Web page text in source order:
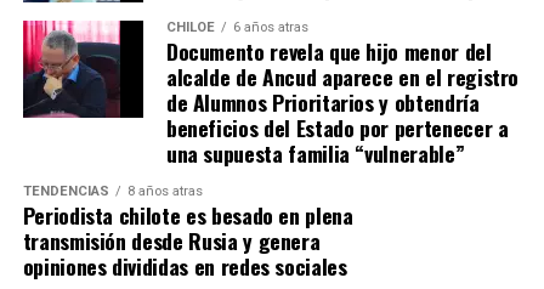
una fecha exacta para su viaje a Estados Unidos, donde
se administra el medicamento, indicó que esperan
realizarlo «a mediados de junio».
Cabe destacar que, pese a que se logró reunir el dinero y,
por ende, la meta se cumplió, continúan circulando por
redes sociales, eventos a beneficios de Tomás Ross.
¿Como ayudar?
Instagram, Dante_contra_duchenne
CHILOE 6 años atras
Documento revela que hijo menor del
alcalde de Ancud aparece en el registro
de Alumnos Prioritarios y obtendría
beneficios del Estado por pertenecer a
una supuesta familia “vulnerable”
TENDENCIAS 8 años atras
Periodista chilote es besado en plena
transmisión desde Rusia y genera
opiniones divididas en redes sociales